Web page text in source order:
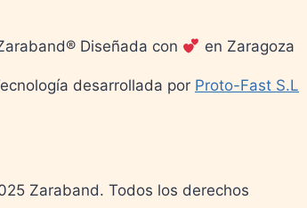
Diseñada con en Zaragoza
desarrollada por Proto-Fast S.L
Zaraband. Todos los derechos